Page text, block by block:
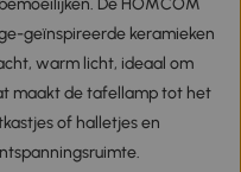
De HOMCOM
geïnspireerde keramieken
warm licht, ideaal om
maakt de tafellamp tot het
of halletjes en